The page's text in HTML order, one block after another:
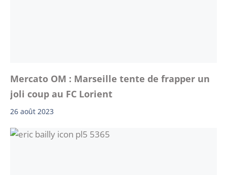
Mercato OM : Marseille tente de frapper un
joli coup au FC Lorient
26 août 2023